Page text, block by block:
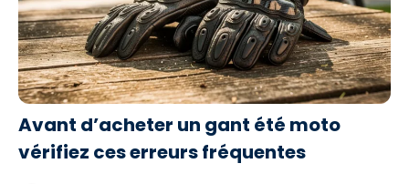
Avant d’acheter un gant été moto
vérifiez ces erreurs fréquentes